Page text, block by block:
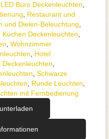
LED Büro Deckenleuchten
Restaurant und
und Dielen-Beleuchtung
Küchen Deckenleuchten
Wohnzimmer
Hotel
Deckenleuchten
Schwarze
Runde Leuchten
mit Fernbedienung